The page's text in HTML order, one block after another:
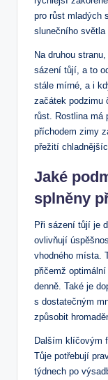
pro růst mladých
slunečního světla
Na druhou
sázení tůjí, a to
stále mírné, a i
začátek podzimu
růst. Rostlina má
příchodem zimy
přežití
Jaké
splněny
Při sázení tůjí je
ovlivňují
vhodného místa.
přičemž
denně. Také je
s dostatečným
způsobit
Dalším klíčovým
Tůje potřebují
týdnech po